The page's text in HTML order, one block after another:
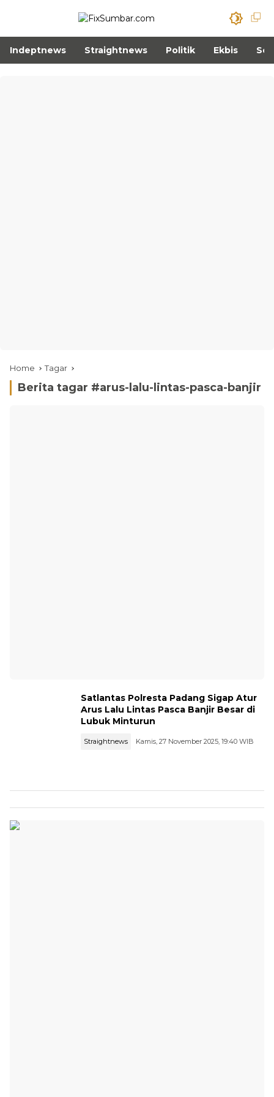
Indeptnews Straightnews Politik Ekbis
Home Tagar
Berita tagar #arus-lalu-lintas-pasca-banjir
Satlantas Polresta Padang Sigap Atur
Arus Lalu Lintas Pasca Banjir Besar di
Lubuk Minturun
Straightnews Kamis, 27 November 2025, 19:40 WIB